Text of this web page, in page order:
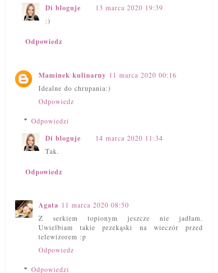
Di bloguje
13 marca 2020 19:39
:)
Odpowiedz
Maminek kulinarny 11 marca 2020 00:16
Idealne do chrupania:)
Odpowiedz
Odpowiedzi
Di bloguje
14 marca 2020 11:34
Tak.
Odpowiedz
Agata 11 marca 2020 08:50
Z serkiem topionym jeszcze nie jadłam.
Uwielbiam takie przekąski na wieczór przed
telewizorem :p
Odpowiedz
Odpowiedzi